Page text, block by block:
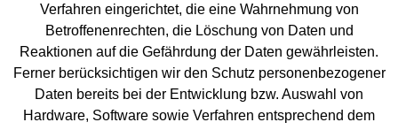
Verfahren eingerichtet, die eine Wahrnehmung von
Betroffenenrechten, die Löschung von Daten und
Reaktionen auf die Gefährdung der Daten gewährleisten.
Ferner berücksichtigen wir den Schutz personenbezogener
Daten bereits bei der Entwicklung bzw. Auswahl von
Hardware, Software sowie Verfahren entsprechend dem